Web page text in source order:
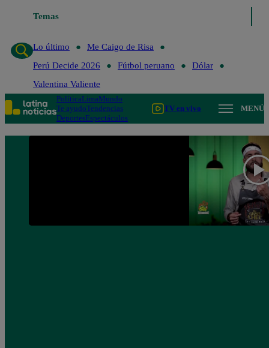
Temas
Lo último
Me Caigo de Risa
Perú Decide 2026
Fútbol peruano
Dólar
Valentina Valiente
PolíticaLimaMundo
Te ayudoTendencias
DeportesEspectáculos
TV en vivo MENÚ